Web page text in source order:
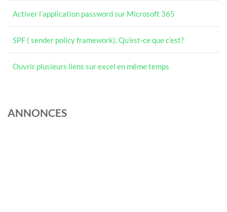
Activer l’application password sur Microsoft 365
SPF ( sender policy framework), Qu’est-ce que c’est?
Ouvrir plusieurs liens sur excel en même temps
ANNONCES